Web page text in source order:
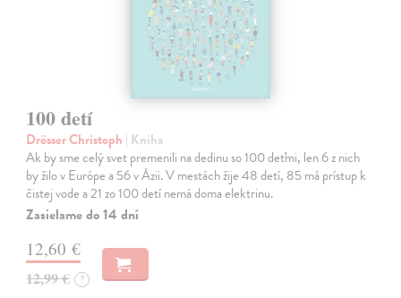
100 detí
Drösser Christoph | Kniha
Ak by sme celý svet premenili na dedinu so 100 deťmi, len 6 z nich
by žilo v Európe a 56 v Ázii. V mestách žije 48 detí, 85 má prístup k
čistej vode a 21 zo 100 detí nemá doma elektrinu.
Zasielame do 14 dní
12,60 €
12,99 € ?